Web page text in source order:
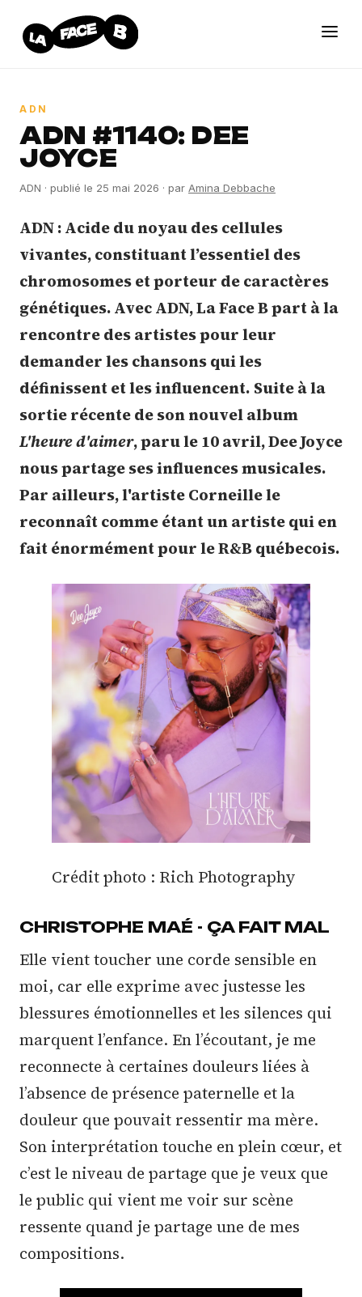
ADN
ADN #1140: DEE
JOYCE
ADN · publié le 25 mai 2026 · par Amina Debbache
ADN : Acide du noyau des cellules
vivantes, constituant l’essentiel des
chromosomes et porteur de caractères
génétiques. Avec ADN, La Face B part à la
rencontre des artistes pour leur
demander les chansons qui les
définissent et les influencent. Suite à la
sortie récente de son nouvel album
L'heure d'aimer, paru le 10 avril, Dee Joyce
nous partage ses influences musicales.
Par ailleurs, l'artiste Corneille le
reconnaît comme étant un artiste qui en
fait énormément pour le R&B québecois.
Crédit photo : Rich Photography
CHRISTOPHE MAÉ - ÇA FAIT MAL
Elle vient toucher une corde sensible en
moi, car elle exprime avec justesse les
blessures émotionnelles et les silences qui
marquent l’enfance. En l’écoutant, je me
reconnecte à certaines douleurs liées à
l’absence de présence paternelle et la
douleur que pouvait ressentir ma mère.
Son interprétation touche en plein cœur, et
c’est le niveau de partage que je veux que
le public qui vient me voir sur scène
ressente quand je partage une de mes
compositions.